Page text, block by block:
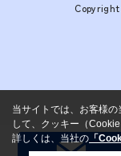
Copyright
当サイトでは、お客様
して、クッキー（
詳しくは、当社の 「